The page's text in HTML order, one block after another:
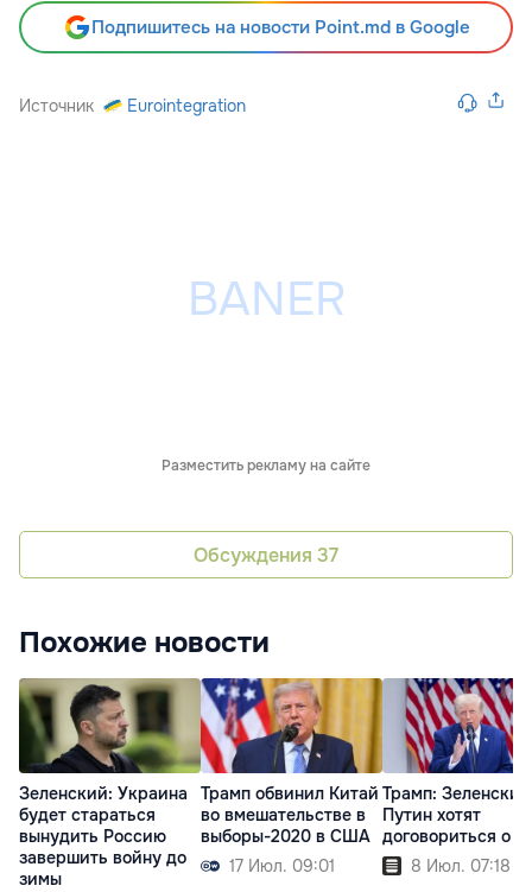
Подпишитесь на новости Point.md в Google
Источник Eurointegration
Разместить рекламу на сайте
Обсуждения 37
Похожие новости
Зеленский: Украина
будет стараться
вынудить Россию
завершить войну до
зимы
Трамп обвинил Китай
во вмешательстве в
выборы-2020 в США
17 Июл. 09:01
Трамп:
Путин хотят
договориться о
8 Июл. 07:18